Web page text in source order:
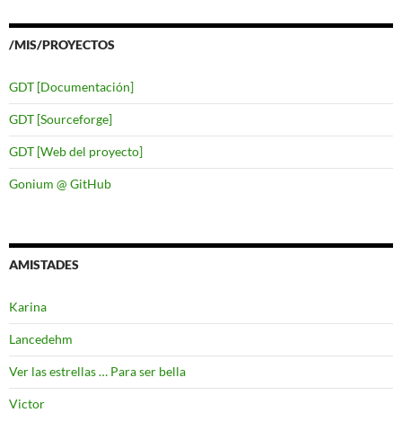
/MIS/PROYECTOS
GDT [Documentación]
GDT [Sourceforge]
GDT [Web del proyecto]
Gonium @ GitHub
AMISTADES
Karina
Lancedehm
Ver las estrellas … Para ser bella
Victor